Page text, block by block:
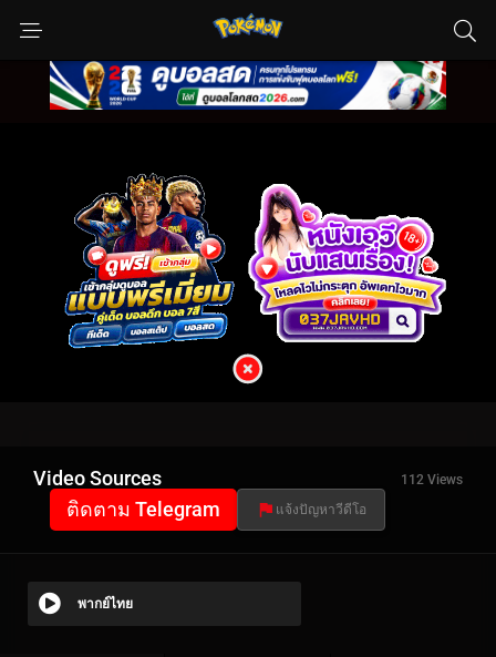
Video Sources 112 Views
ติดตาม Telegram แจ้งปัญหาวีดีโอ
พากย์ไทย